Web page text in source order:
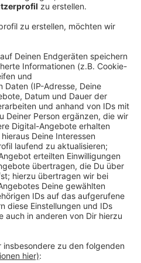
Gerüche: erst
dann ein
die zu schwierig
Menschen waren,
mobilen Toiletten.
gereinigt, dass das
Gesundheitsgefahr
weitergeht, ist unklar.
warum nicht direkt
an Toiletten gedacht
keine, aber die als
hat den
14:04